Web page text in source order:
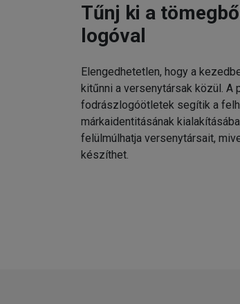
Tűnj ki a
logóval
Elengedhetetlen, hogy a
kitűnni a versenytársak közül. A
fodrászlogóötletek segítik a
márkaidentitásának
felülmúlhatja versenytársait,
készíthet.